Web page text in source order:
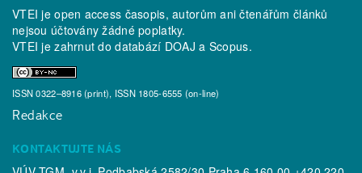
VTEI je open access časopis, autorům ani čtenářům článků
nejsou účtovány žádné poplatky.
VTEI je zahrnut do databází DOAJ a Scopus.
ISSN 0322–8916 (print), ISSN 1805-6555 (on-line)
Redakce
KONTAKTUJTE NÁS